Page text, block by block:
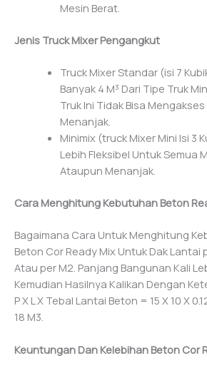
Mesin Berat.
Jenis Truck Mixer Pengangkut
Truck Mixer Standar (isi 7
Banyak 4 M³ Dari Tipe Truk
Truk Ini Tidak Bisa
Menanjak.
Minimix (truck Mixer Mini Isi 3
Lebih Fleksibel Untuk Semua
Ataupun Menanjak.
Cara Menghitung Kebutuhan Beton
Bagaimana Cara Untuk Menghitung
Beton Cor Ready Mix Untuk Dak Lantai
Atau per M2. Panjang Bangunan Kali
Kemudian Hasilnya Kalikan Dengan
P X L X Tebal Lantai Beton = 15 X 10 X
18 M3.
Keuntungan Dan Kelebihan Beton Cor